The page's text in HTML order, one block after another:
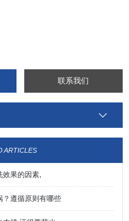
钢夹层锅,锅体为热旋压一次成型，无
，应用广泛；
联系我们
ARTICLES
效果的因素,
？遵循原则有哪些